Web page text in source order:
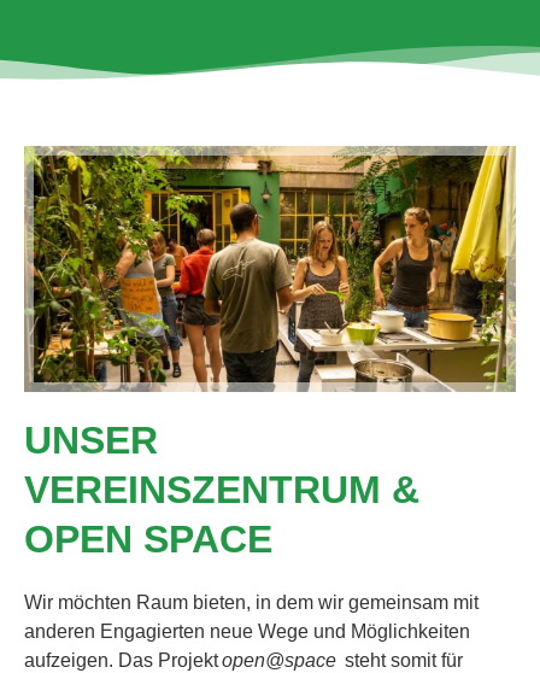
UNSER
VEREINSZENTRUM &
OPEN SPACE
Wir möchten Raum bieten, in dem wir gemeinsam mit
anderen Engagierten neue Wege und Möglichkeiten
aufzeigen. Das Projektopen@space steht somit für